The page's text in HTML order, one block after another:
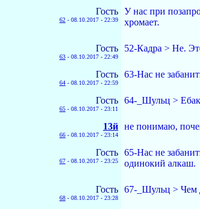
Гость
62 - 08.10.2017 - 22:39
У нас при
хромает.
Гость
63 - 08.10.2017 - 22:49
52-Кадра > Не.
Гость
64 - 08.10.2017 - 22:59
63-Нас не
Гость
65 - 08.10.2017 - 23:11
64-_Шульц >
13й
66 - 08.10.2017 - 23:14
не понимаю,
Гость
67 - 08.10.2017 - 23:25
65-Нас не
одинокий алкаш.
Гость
68 - 08.10.2017 - 23:28
67-_Шульц > Чем